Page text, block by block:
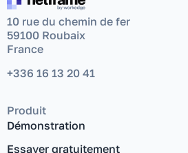
10 rue du chemin de fer
59100 Roubaix
France
+336 16 13 20 41
Produit
Démonstration
Essayer gratuitement